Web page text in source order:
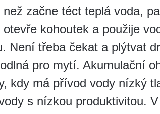
začne téct teplá voda,
kohoutek a použije
Není třeba čekat a plýtvat
pro mytí. Akumulační
kdy má přívod vody nízký
s nízkou produktivitou.